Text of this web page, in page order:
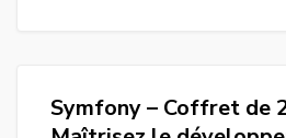
Symfony – Coffret de